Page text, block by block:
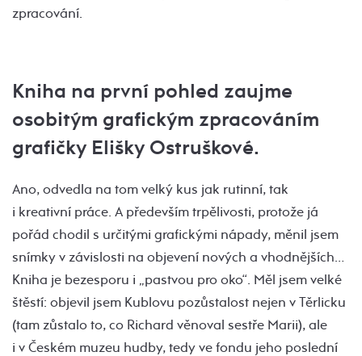
zpracování.
Kniha na první pohled zaujme
osobitým grafickým zpracováním
grafičky Elišky Ostruškové.
Ano, odvedla na tom velký kus jak rutinní, tak
i kreativní práce. A především trpělivosti, protože já
pořád chodil s určitými grafickými nápady, měnil jsem
snímky v závislosti na objevení nových a vhodnějších…
Kniha je bezesporu i „pastvou pro oko“. Měl jsem velké
štěstí: objevil jsem Kublovu pozůstalost nejen v Těrlicku
(tam zůstalo to, co Richard věnoval sestře Marii), ale
i v Českém muzeu hudby, tedy ve fondu jeho poslední